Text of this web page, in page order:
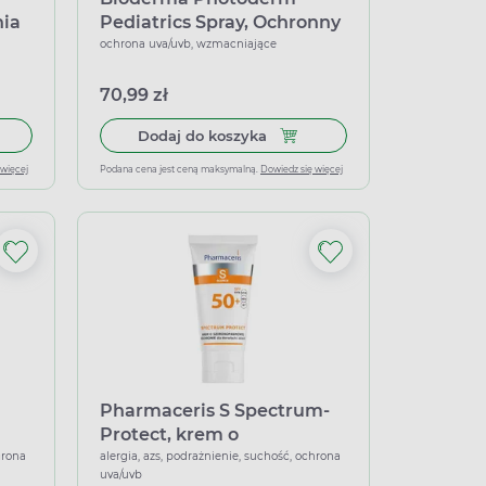
ochronny na słońce do twarzy i ciała SPF 50+, 125 ml
do koszyka Ziajka, emulsja wodoodporna do opalania dla dzieci,
Pediatrics Spray, Ochronny
spray dla dzieci SPF 50+,
ochrona uva/uvb, wzmacniające
70,99 zł
Dodaj do koszyka Dodaj do koszyka
Podana cena jest ceną maksymalną. Dowiedz się więcej
Pharmaceris S Spectrum-
Protect, krem o
szerokopasmowej ochronie
alergia, azs, podrażnienie, suchość, ochrona
uva/uvb